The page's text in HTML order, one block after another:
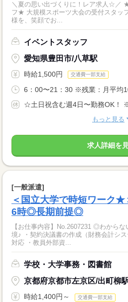
＼夏の思い出づくりに！レア求人☆／ ★スポーツ大会の受付スタッ
フ★ 大規模スポーツ大会の受付スタッフ大募集！ 選手や関係者の皆
様を、笑顔でお...
イベントスタッフ
愛知県豊田市/八草駅
時給1,500円 交通費一部支給
6：00〜21：30 ※残業：月平均
☆土日祝含む週4日〜勤務OK！
もっと見る
求人詳細を
[一般派遣]
＜国立大学で時短ワーク
6時◎長期前提◎
【お仕事内容】No.2607231 ◎わから
境♪ ・契約決議書の作成（財務会計シ
対応 ・教員外部資...
学校・大学事務・図書館
京都府京都市左京区/出町柳
時給1,400円～ 交通費一部支給